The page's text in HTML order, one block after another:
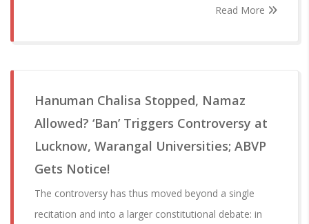
Read More
Hanuman Chalisa Stopped, Namaz
Allowed? ‘Ban’ Triggers Controversy at
Lucknow, Warangal Universities; ABVP
Gets Notice!
The controversy has thus moved beyond a single
recitation and into a larger constitutional debate: in